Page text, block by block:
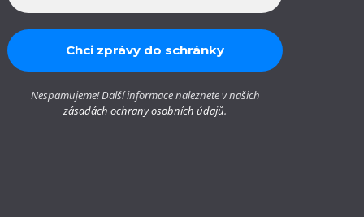
Nespamujeme! Další informace naleznete v našich
zásadách ochrany osobních údajů.